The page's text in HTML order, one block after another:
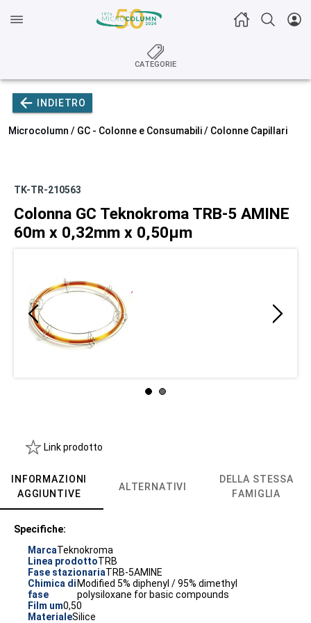
CATEGORIE
INDIETRO
Microcolumn / GC - Colonne e Consumabili/ Colonne Capillari
TK-TR-210563
Colonna GC Teknokroma TRB-5 AMINE
60m x 0,32mm x 0,50µm
Link prodotto
INFORMAZIONI
AGGIUNTIVE
ALTERNATIVI
DELLA STESSA
FAMIGLIA
Specifiche:
MarcaTeknokroma
Linea prodottoTRB
Fase stazionariaTRB-5AMINE
Chimica di
fase
Modified 5% diphenyl / 95% dimethyl
polysiloxane for basic compounds
Film um0,50
MaterialeSilice